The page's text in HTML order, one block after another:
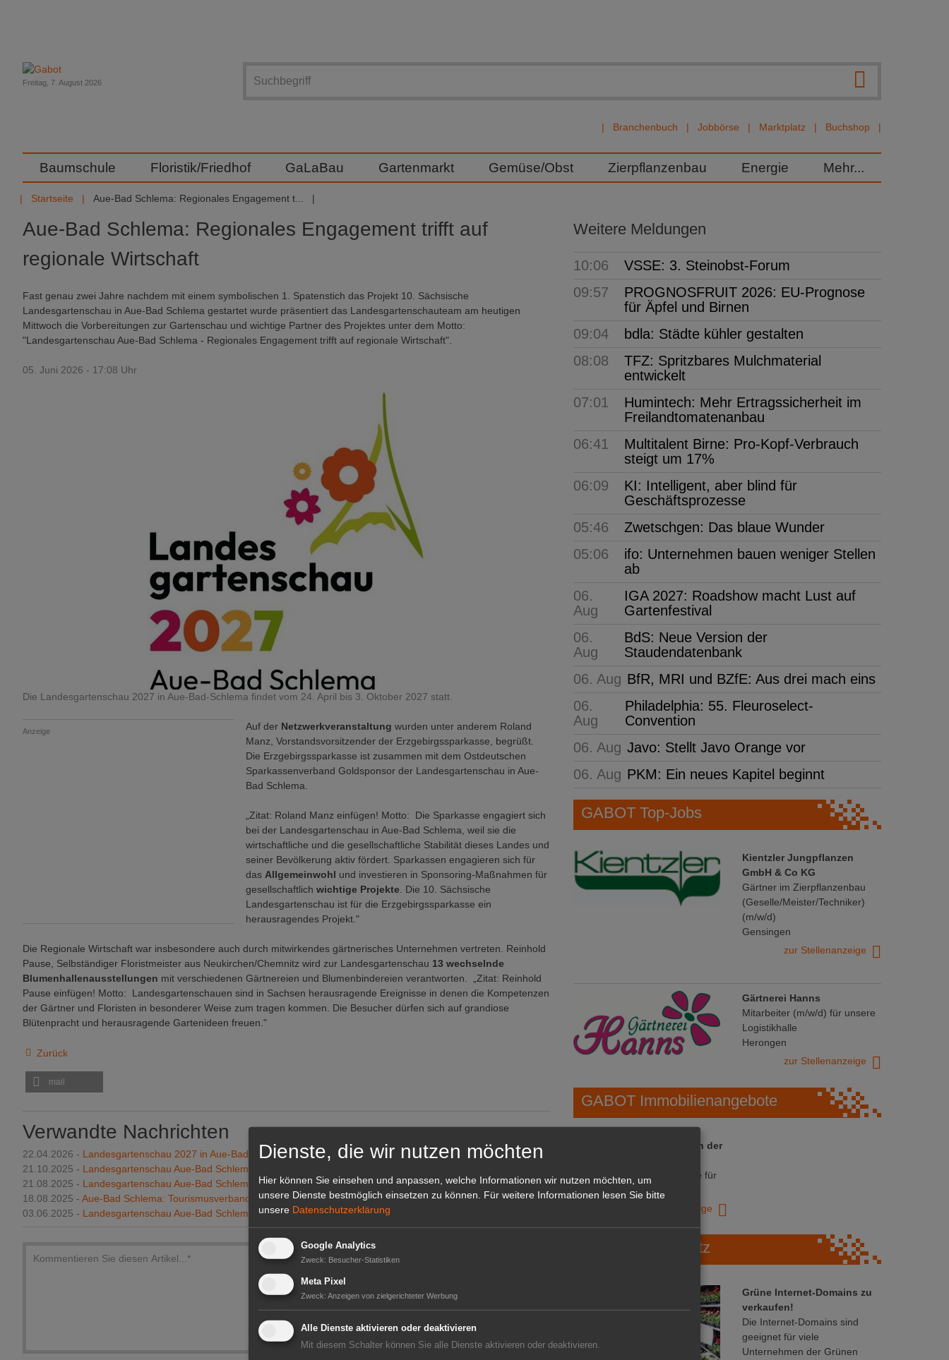
Branchenbuch Jobbörse Marktplatz Buchshop
Freitag, 7. August 2026
Baumschule Floristik/Friedhof GaLaBau Gartenmarkt Gemüse/Obst Zierpflanzenbau Energie Mehr...
Startseite Aue-Bad Schlema: Regionales Engagement t...
Aue-Bad Schlema: Regionales Engagement trifft auf
regionale Wirtschaft
Fast genau zwei Jahre nachdem mit einem symbolischen 1. Spatenstich das Projekt 10. Sächsische
Landesgartenschau in Aue-Bad Schlema gestartet wurde präsentiert das Landesgartenschauteam am heutigen
Mittwoch die Vorbereitungen zur Gartenschau und wichtige Partner des Projektes unter dem Motto:
"Landesgartenschau Aue-Bad Schlema - Regionales Engagement trifft auf regionale Wirtschaft".
05. Juni 2026 - 17:08 Uhr
Die Landesgartenschau 2027 in Aue-Bad-Schlema findet vom 24. April bis 3. Oktober 2027 statt.
Anzeige Auf der Netzwerkveranstaltung wurden unter anderem Roland
Manz, Vorstandsvorsitzender der Erzgebirgssparkasse, begrüßt.
Die Erzgebirgssparkasse ist zusammen mit dem Ostdeutschen
Sparkassenverband Goldsponsor der Landesgartenschau in Aue-
Bad Schlema.
„Zitat: Roland Manz einfügen! Motto: Die Sparkasse engagiert sich
bei der Landesgartenschau in Aue-Bad Schlema, weil sie die
wirtschaftliche und die gesellschaftliche Stabilität dieses Landes und
seiner Bevölkerung aktiv fördert. Sparkassen engagieren sich für
das Allgemeinwohl und investieren in Sponsoring-Maßnahmen für
gesellschaftlich wichtige Projekte . Die 10. Sächsische
Landesgartenschau ist für die Erzgebirgssparkasse ein
herausragendes Projekt."
Die Regionale Wirtschaft war insbesondere auch durch mitwirkendes gärtnerisches Unternehmen vertreten. Reinhold
Pause, Selbständiger Floristmeister aus Neukirchen/Chemnitz wird zur Landesgartenschau 13 wechselnde
Blumenhallenausstellungen mit verschiedenen Gärtnereien und Blumenbindereien verantworten. „Zitat: Reinhold
Pause einfügen! Motto: Landesgartenschauen sind in Sachsen herausragende Ereignisse in denen die Kompetenzen
der Gärtner und Floristen in besonderer Weise zum tragen kommen. Die Besucher dürfen sich auf grandiose
Blütenpracht und herausragende Gartenideen freuen."
Zurück
mail
Verwandte Nachrichten
22.04.2026 - Landesgartenschau 2027 in Aue-Bad Schlema: Tageskarten jetzt erhältlich
21.10.2025 - Landesgartenschau Aue-Bad Schlema: Startschuss für den Dauerkartenverkauf
21.08.2025 - Landesgartenschau Aue-Bad Schlema 2027: Spielplatz eröffnet
18.08.2025 - Aue-Bad Schlema: Tourismusverband und Landesgartenschau starten Vermarktung
03.06.2025 - Landesgartenschau Aue-Bad Schlema: Ein Blick hinter die Kulissen
Weitere Meldungen
10:06
VSSE: 3. Steinobst-Forum
09:57
PROGNOSFRUIT 2026: EU-Prognose
für Äpfel und Birnen
09:04
bdla: Städte kühler gestalten
08:08
TFZ: Spritzbares Mulchmaterial
entwickelt
07:01
Humintech: Mehr Ertragssicherheit im
Freilandtomatenanbau
06:41
Multitalent Birne: Pro-Kopf-Verbrauch
steigt um 17%
06:09
KI: Intelligent, aber blind für
Geschäftsprozesse
05:46
Zwetschgen: Das blaue Wunder
05:06
ifo: Unternehmen bauen weniger Stellen
ab
06.
Aug
IGA 2027: Roadshow macht Lust auf
Gartenfestival
06.
Aug
BdS: Neue Version der
Staudendatenbank
06. Aug BfR, MRI und BZfE: Aus drei mach eins
06.
Aug
Philadelphia: 55. Fleuroselect-
Convention
06. Aug Javo: Stellt Javo Orange vor
06. Aug PKM: Ein neues Kapitel beginnt
GABOT Top-Jobs
Kientzler Jungpflanzen
GmbH & Co KG
Gärtner im Zierpflanzenbau
(Geselle/Meister/Techniker)
(m/w/d)
Gensingen
zur Stellenanzeige
Gärtnerei Hanns
Mitarbeiter (m/w/d) für unsere
Logistikhalle
Herongen
zur Stellenanzeige
GABOT Immobilienangebote
1A-Lage, ihre Chance in der
Repräsentative Immobilie für
IHREN Betrieb!
zur Anzeige
GABOT Marktplatz
Grüne Internet-Domains zu
verkaufen!
Die Internet-Domains sind
geeignet für viele
Unternehmen der Grünen
Dienste, die wir nutzen möchten
Hier können Sie einsehen und anpassen, welche Informationen wir nutzen möchten, um
unsere Dienste bestmöglich einsetzen zu können.
Für weitere Informationen lesen Sie bitte
unsere Datenschutzerklärung
Google Analytics
Zweck: Besucher-Statistiken
Meta Pixel
Zweck: Anzeigen von zielgerichteter Werbung
Alle Dienste aktivieren oder deaktivieren
Mit diesem Schalter können Sie alle Dienste aktivieren oder deaktivieren.